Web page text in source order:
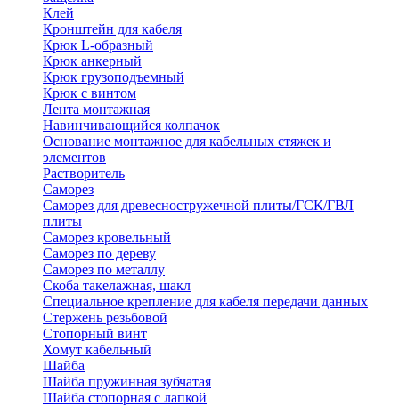
Клей
Кронштейн для кабеля
Крюк L-образный
Крюк анкерный
Крюк грузоподъемный
Крюк с винтом
Лента монтажная
Навинчивающийся колпачок
Основание монтажное для кабельных стяжек и
элементов
Растворитель
Саморез
Саморез для древесностружечной плиты/ГСК/ГВЛ
плиты
Саморез кровельный
Саморез по дереву
Саморез по металлу
Скоба такелажная, шакл
Специальное крепление для кабеля передачи данных
Стержень резьбовой
Стопорный винт
Хомут кабельный
Шайба
Шайба пружинная зубчатая
Шайба стопорная с лапкой